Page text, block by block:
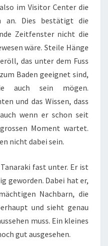
im Visitor Center die
an. Dies bestätigt die
Zeitfenster nicht die
wäre. Steile Hänge
das unter dem Fuss
Baden geeignet sind,
auch sein mögen.
und das Wissen, dass
wenn er schon seit
Moment wartet.
nicht dabei sein.
fast unter. Er ist
geworden. Dabei hat er,
Nachbarn, die
und sieht genau
muss. Ein kleines
gut ausgesehen.